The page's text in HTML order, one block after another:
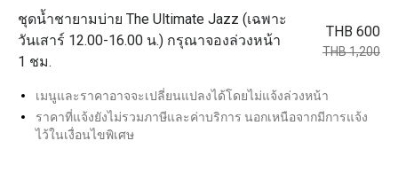
ชุดน้ำชายามบ่าย The Ultimate Jazz (เฉพาะ
วันเสาร์ 12.00-16.00 น.) กรุณาจองล่วงหน้า
1 ชม.
THB 600
THB 1,200
เมนูและราคาอาจจะเปลี่ยนแปลงได้โดยไม่แจ้งล่วงหน้า
ราคาที่แจ้งยังไม่รวมภาษีและค่าบริการ นอกเหนือจากมีการแจ้ง
ไว้ในเงื่อนไขพิเศษ